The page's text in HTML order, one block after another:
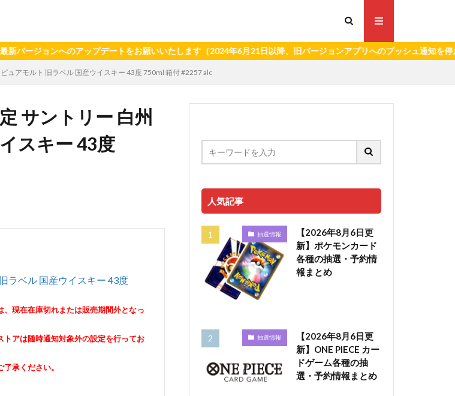
ョンへのアップデートをお願いいたします（2024年6月21日以降、旧バージョンアプリへのプッシュ通知を停止いたし
ュアモルト 旧ラベル 国産ウイスキー 43度 750ml 箱付 #2257 alc
サントリー 白州
スキー 43度
ラベル 国産ウイスキー 43度
現在在庫切れまたは販売期間外となっ
アは随時通知対象外の設定を行ってお
承ください。
人気記事
抽選情報
【2026年8月6日更
新】ポケモンカード
各種の抽選・予約情
報まとめ
抽選情報
【2026年8月6日更
新】ONE PIECE カー
ドゲーム各種の抽
選・予約情報まとめ